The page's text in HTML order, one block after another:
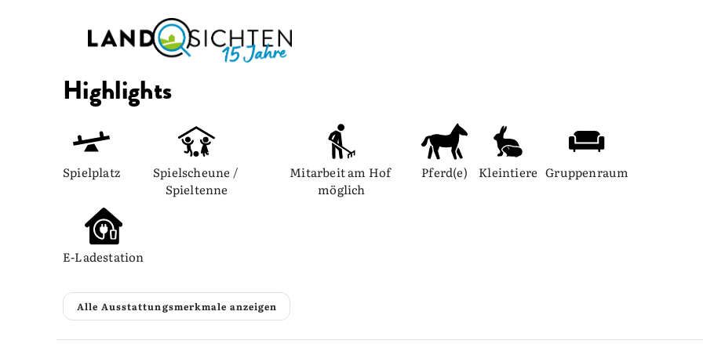
Highlights
Spielplatz
Spielscheune /
Spieltenne
Mitarbeit am Hof
möglich
Pferd(e) Kleintiere Gruppenraum
E-Ladestation
Alle Ausstattungsmerkmale anzeigen